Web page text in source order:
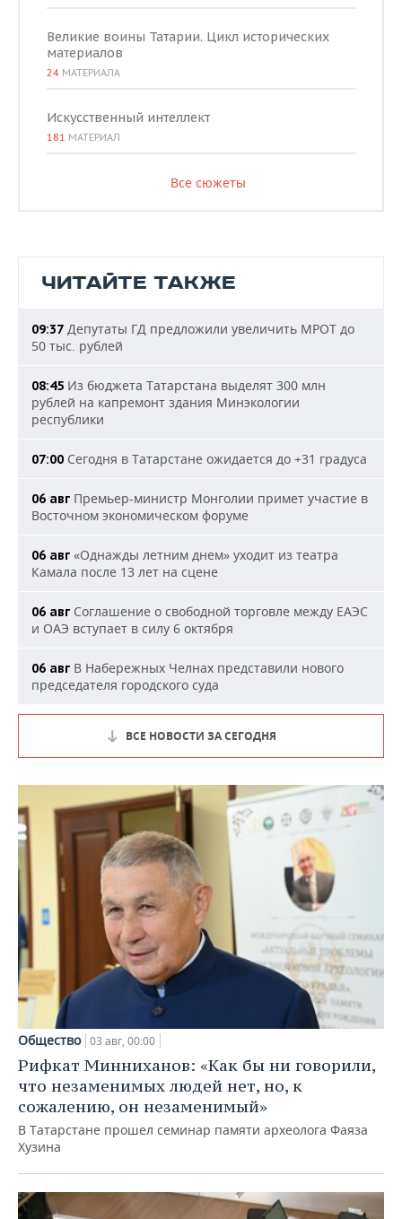
Великие воины Татарии. Цикл исторических
материалов
24 МАТЕРИАЛА
Искусственный интеллект
181 МАТЕРИАЛ
Все сюжеты
ЧИТАЙТЕ ТАКЖЕ
09:37 Депутаты ГД предложили увеличить МРОТ до
50 тыс. рублей
08:45 Из бюджета Татарстана выделят 300 млн
рублей на капремонт здания Минэкологии
республики
07:00 Сегодня в Татарстане ожидается до +31 градуса
06 авг Премьер-министр Монголии примет участие в
Восточном экономическом форуме
06 авг «Однажды летним днем» уходит из театра
Камала после 13 лет на сцене
06 авг Соглашение о свободной торговле между ЕАЭС
и ОАЭ вступает в силу 6 октября
06 авг В Набережных Челнах представили нового
председателя городского суда
ВСЕ НОВОСТИ ЗА СЕГОДНЯ
Общество 03 авг, 00:00
Рифкат Минниханов: «Как бы ни говорили,
что незаменимых людей нет, но, к
сожалению, он незаменимый»
В Татарстане прошел семинар памяти археолога Фаяза
Хузина